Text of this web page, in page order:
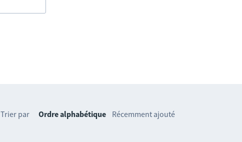
Trier par Ordre alphabétique Récemment ajouté